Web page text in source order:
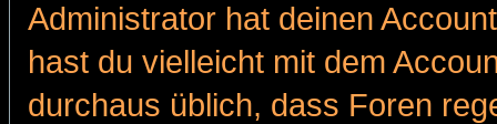
Administrator hat deinen
hast du vielleicht mit dem
durchaus üblich, dass Foren